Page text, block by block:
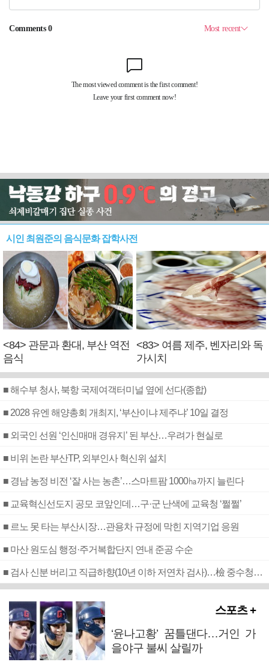
시인 최원준의 음식문화 잡학사전
<84> 관문과 환대, 부산 역전
음식
<83> 여름 제주, 벤자리와 독
가시치
■ 해수부 청사, 북항 국제여객터미널 옆에 선다(종합)
■ 2028 유엔 해양총회 개최지, ‘부산이냐 제주냐’ 10일 결정
■ 외국인 선원 ‘인신매매 경유지’ 된 부산…우려가 현실로
■ 비위 논란 부산TP, 외부인사 혁신위 설치
■ 경남 농정 비전 ‘잘 사는 농촌’…스마트팜 1000㏊까지 늘린다
■ 교육혁신선도지 공모 코앞인데…구·군 난색에 교육청 ‘쩔쩔’
■ 르노 못 타는 부산시장…관용차 규정에 막힌 지역기업 응원
■ 마산 원도심 행정·주거복합단지 연내 준공 수순
■ 검사 신분 버리고 직급하향(10년 이하 저연차 검사)…檢 중수청행 기피
스포츠 +
‘윤나고황’ 꿈틀댄다…거인 가
을야구 불씨 살릴까